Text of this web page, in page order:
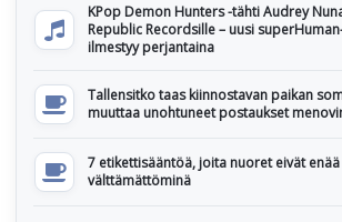
KPop Demon Hunters -tähti Audrey
Republic Recordsille – uusi
ilmestyy perjantaina
Tallensitko taas kiinnostavan paikan
muuttaa unohtuneet postaukset
7 etikettisääntöä, joita nuoret eivät
välttämättöminä